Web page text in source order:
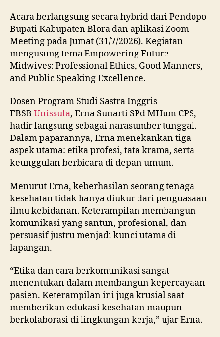
Acara berlangsung secara hybrid dari Pendopo
Bupati Kabupaten Blora dan aplikasi Zoom
Meeting pada Jumat (31/7/2026). Kegiatan
mengusung tema Empowering Future
Midwives: Professional Ethics, Good Manners,
and Public Speaking Excellence.
Dosen Program Studi Sastra Inggris
FBSB Unissula, Erna Sunarti SPd MHum CPS,
hadir langsung sebagai narasumber tunggal.
Dalam paparannya, Erna menekankan tiga
aspek utama: etika profesi, tata krama, serta
keunggulan berbicara di depan umum.
Menurut Erna, keberhasilan seorang tenaga
kesehatan tidak hanya diukur dari penguasaan
ilmu kebidanan. Keterampilan membangun
komunikasi yang santun, profesional, dan
persuasif justru menjadi kunci utama di
lapangan.
“Etika dan cara berkomunikasi sangat
menentukan dalam membangun kepercayaan
pasien. Keterampilan ini juga krusial saat
memberikan edukasi kesehatan maupun
berkolaborasi di lingkungan kerja,” ujar Erna.